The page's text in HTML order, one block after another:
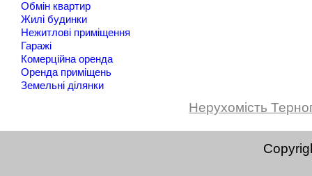
Обмін квартир
Жилі будинки
Нежитлові приміщення
Гаражі
Комерційна оренда
Оренда приміщень
Земельні ділянки
Нерухомість